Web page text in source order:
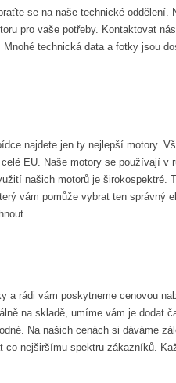
se na naše technické oddělení.
pro vaše potřeby. Kontaktovat
technická data a fotky jsou
najdete jen ty nejlepší motory.
EU. Naše motory se používají v
našich motorů je širokospektré.
vám pomůže vybrat ten správný
rádi vám poskytneme cenovou
na skladě, umíme vám je dodat
Na našich cenách si dáváme
nejširšímu spektru zákazníků.